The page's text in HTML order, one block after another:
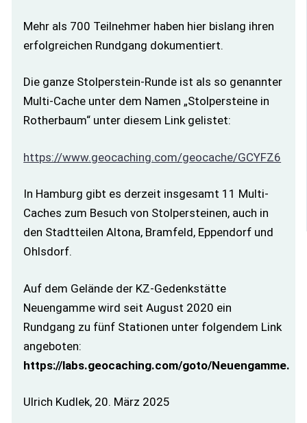
Mehr als 700 Teilnehmer haben hier bislang ihren
erfolgreichen Rundgang dokumentiert.
Die ganze Stolperstein-Runde ist als so genannter
Multi-Cache unter dem Namen „Stolpersteine in
Rotherbaum“ unter diesem Link gelistet:
https://www.geocaching.com/geocache/GCYFZ6
In Hamburg gibt es derzeit insgesamt 11 Multi-
Caches zum Besuch von Stolpersteinen, auch in
den Stadtteilen Altona, Bramfeld, Eppendorf und
Ohlsdorf.
Auf dem Gelände der KZ-Gedenkstätte
Neuengamme wird seit August 2020 ein
Rundgang zu fünf Stationen unter folgendem Link
angeboten:
https://labs.geocaching.com/goto/Neuengamme.
Ulrich Kudlek, 20. März 2025